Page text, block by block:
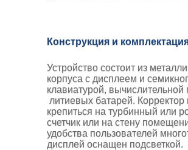
Конструкция и
Устройство состоит из
корпуса с дисплеем и
клавиатурой, вычислительной
литиевых батарей. Корректор
крепиться на турбинный или
счетчик или на стену
удобства пользователей
дисплей оснащен подсветкой.